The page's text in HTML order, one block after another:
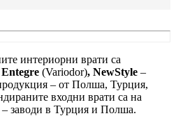
интериорни врати са
Entegre (Variodor), NewStyle –
– от Полша, Турция,
входни врати са на
– заводи в Турция и Полша.